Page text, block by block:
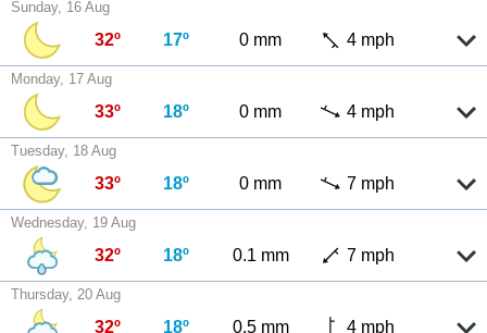
Sunday, 16 Aug
32º 17º 0 mm 4 mph
Monday, 17 Aug
33º 18º 0 mm 4 mph
Tuesday, 18 Aug
33º 18º 0 mm 7 mph
Wednesday, 19 Aug
32º 18º 0.1 mm 7 mph
Thursday, 20 Aug
32º 18º 0.5 mm 4 mph